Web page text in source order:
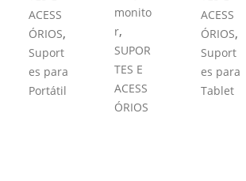
ACESS
ÓRIOS,
Suport
es para
Portátil
monito
r,
SUPOR
TES E
ACESS
ÓRIOS
ACESS
ÓRIOS,
Suport
es para
Tablet